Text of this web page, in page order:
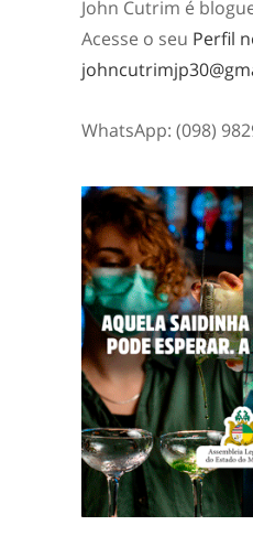
John Cutrim é
Acesse o seu Perfil
WhatsApp: (098)